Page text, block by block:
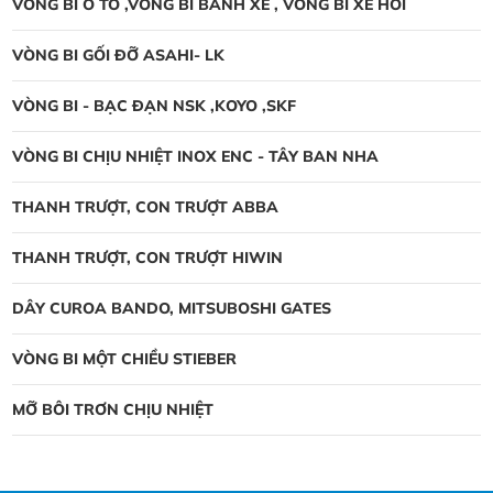
VÒNG BI Ô TÔ ,VÒNG BI BÁNH XE , VÒNG BI XE HƠI
VÒNG BI GỐI ĐỠ ASAHI- LK
VÒNG BI - BẠC ĐẠN NSK ,KOYO ,SKF
VÒNG BI CHỊU NHIỆT INOX ENC - TÂY BAN NHA
THANH TRƯỢT, CON TRƯỢT ABBA
THANH TRƯỢT, CON TRƯỢT HIWIN
DÂY CUROA BANDO, MITSUBOSHI GATES
VÒNG BI MỘT CHIỀU STIEBER
MỠ BÔI TRƠN CHỊU NHIỆT